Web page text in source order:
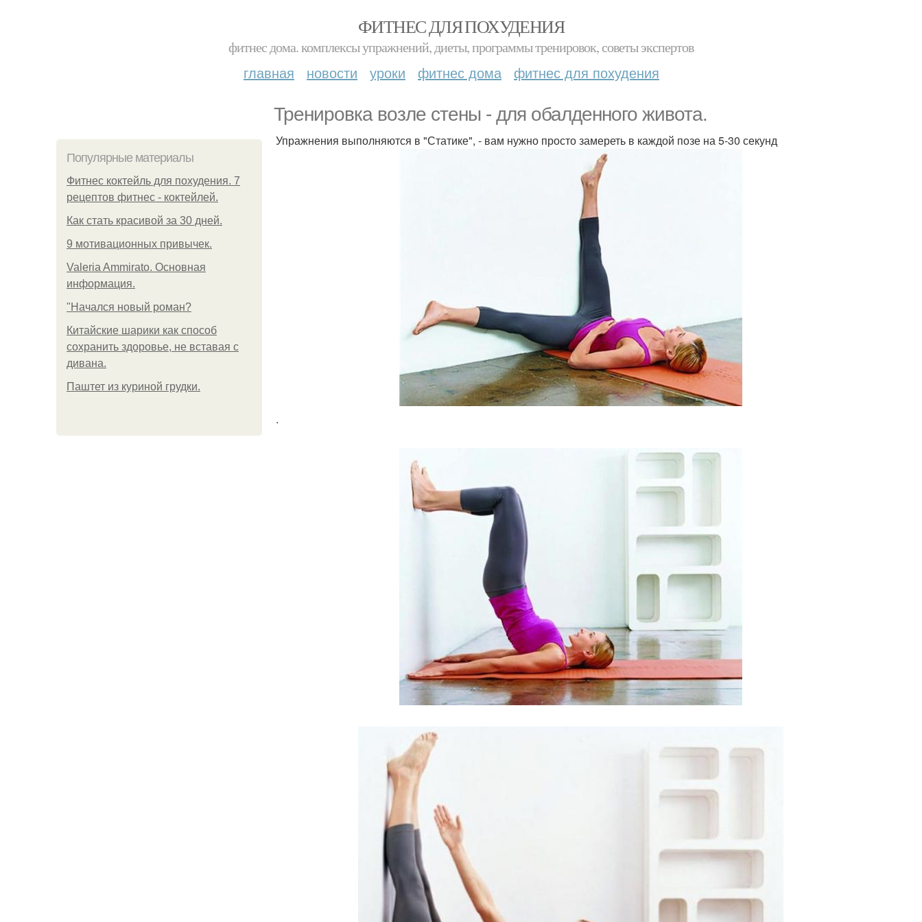
ФИТНЕС ДЛЯ ПОХУДЕНИЯ
фитнес дома. комплексы упражнений, диеты, программы тренировок, советы экспертов
главная новости уроки фитнес дома фитнес для похудения
Тренировка возле стены - для обалденного живота.
Популярные материалы
Фитнес коктейль для похудения. 7
рецептов фитнес - коктейлей.
Как стать красивой за 30 дней.
9 мотивационных привычек.
Valeria Ammirato. Основная
информация.
"Начался новый роман?
Китайские шарики как способ
сохранить здоровье, не вставая с
дивана.
Паштет из куриной грудки.
Упражнения выполняются в "Статике", - вам нужно просто замереть в каждой позе на 5-30 секунд
.